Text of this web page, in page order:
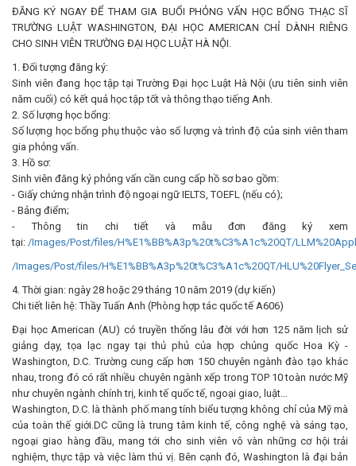
ĐĂNG KÝ NGAY ĐỂ THAM GIA BUỔI PHỎNG VẤN HỌC BỔNG THẠC SĨ
TRƯỜNG LUẬT WASHINGTON, ĐẠI HỌC AMERICAN CHỈ DÀNH RIÊNG
CHO SINH VIÊN TRƯỜNG ĐẠI HỌC LUẬT HÀ NỘI.
1. Đối tượng đăng ký:
Sinh viên đang học tập tại Trường Đại học Luật Hà Nội (ưu tiên sinh viên
năm cuối) có kết quả học tập tốt và thông thạo tiếng Anh.
2. Số lượng học bổng:
Số lượng học bổng phụ thuộc vào số lượng và trình độ của sinh viên tham
gia phỏng vấn.
3. Hồ sơ:
Sinh viên đăng ký phỏng vấn cần cung cấp hồ sơ bao gồm:
- Giấy chứng nhận trình độ ngoại ngữ IELTS, TOEFL (nếu có);
- Bảng điểm;
- Thông tin chi tiết và mẫu đơn đăng ký xem
tại: /Images/Post/files/H%E1%BB%A3p%20t%C3%A1c%20QT/
/Images/Post/files/H%E1%BB%A3p%20t%C3%A1c%20QT/
4. Thời gian: ngày 28 hoặc 29 tháng 10 năm 2019 (dự kiến)
Chi tiết liên hệ: Thầy Tuấn Anh (Phòng hợp tác quốc tế A606)
Đại học American (AU) có truyền thống lâu đời với hơn 125 năm lịch sử
giảng dạy, tọa lạc ngay tại thủ phủ của hợp chủng quốc Hoa Kỳ -
Washington, D.C. Trường cung cấp hơn 150 chuyên ngành đào tạo khác
nhau, trong đó có rất nhiều chuyên ngành xếp trong TOP 10 toàn nước Mỹ
như chuyên ngành chính trị, kinh tế quốc tế, ngoại giao, luật…
Washington, D.C. là thành phố mang tính biểu tượng không chỉ của Mỹ mà
của toàn thế giới.DC cũng là trung tâm kinh tế, công nghệ và sáng tạo,
ngoại giao hàng đầu, mang tới cho sinh viên vô vàn những cơ hội trải
nghiệm, thực tập và việc làm thú vị. Bên cạnh đó, Washington là đại bản